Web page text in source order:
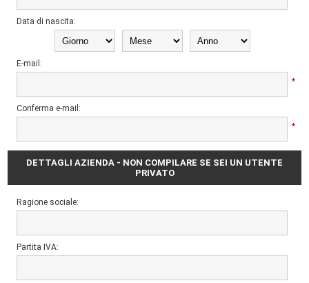
Data di nascita:
E-mail:
*
Conferma e-mail:
*
DETTAGLI AZIENDA - NON COMPILARE SE SEI UN UTENTE
PRIVATO
Ragione sociale:
Partita IVA: